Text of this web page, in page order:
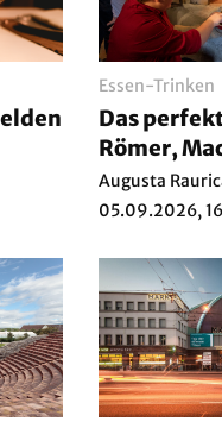
Essen-Trinken
Das
Römer,
Römische
erleben
Augusta
05.09.2026,